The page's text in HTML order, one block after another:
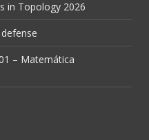
in Topology 2026
– Matemática